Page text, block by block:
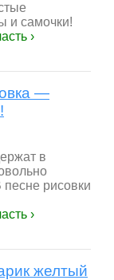
и самочки!
›
—
в
рисовки
›
желтый